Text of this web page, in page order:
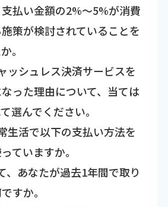
払い金額の2%～5%が消費
策が検討されていることを
。
ッシュレス決済サービスを
った理由について、当ては
選んでください。
生活で以下の支払い方法を
ていますか。
、あなたが過去1年間で取り
すか。